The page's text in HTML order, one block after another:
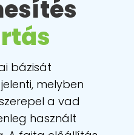
bázisát
melyben
a vad
használt